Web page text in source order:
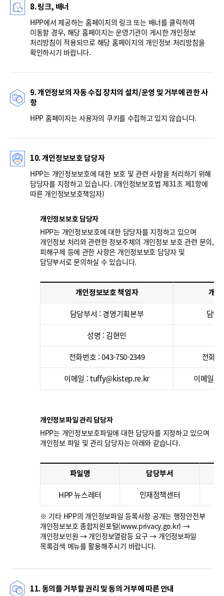
8. 링크, 배너
HPP에서 제공하는 홈페이지의 링크 또는 배너를 클릭하여
이동할 경우, 해당 홈페이지는 운영기관이 게시한 개인정보
처리방침이 적용되므로 해당 홈페이지의 개인정보 처리방침을
확인하시기 바랍니다.
9. 개인정보의 자동 수집 장치의 설치/운영 및 거부에 관한 사
항
HPP 홈페이지는 사용자의 쿠키를 수집하고 있지 않습니다.
10. 개인정보보호 담당자
HPP는 개인정보보호에 대한 보호 및 관련 사항을 처리하기 위해
담당자를 지정하고 있습니다. (개인정보보호법 제31조 제1항에
따른 개인정보보호책임자)
개인정보보호 담당자
HPP는 개인정보보호에 대한 담당자를 지정하고 있으며
개인정보 처리와 관련한 정보주체의 개인정보 보호 관련 문의,
피해구제 등에 관한 사항은 개인정보보호 담당자 및
담당부서로 문의하실 수 있습니다.
개인정보보호 책임자 개인
담당부서 : 경영기획본부
담당
성명 : 김현민
전화번호 : 043-750-2349
전화
이메일 : tuffy@kistep.re.kr
이메일 :
개인정보파일 관리 담당자
HPP는 개인정보보호파일에 대한 담당자를 지정하고 있으며
개인정보 파일 및 관리 담당자는 아래와 같습니다.
파일명 담당부서
HPP 뉴스레터 인재정책센터
※ 기타 HPP의 개인정보파일 등록사항 공개는 행정안전부
개인정보보호 종합지원포털(www.privacy.go.kr) →
개인정보민원 → 개인정보열람등 요구 → 개인정보파일
목록검색 메뉴를 활용해주시기 바랍니다.
11. 동의를 거부할 권리 및 동의 거부에 따른 안내